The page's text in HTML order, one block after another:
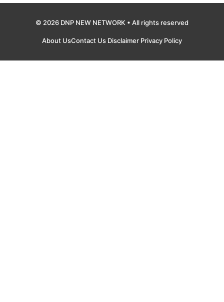
© 2026 DNP NEW NETWORK • All rights reserved
About UsContact Us Disclaimer Privacy Policy